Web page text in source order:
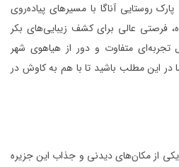
روستایی آناگا با مسیرهای پیاده‌روی
فرصتی عالی برای کشف زیبایی‌های بکر
تجربه‌ای متفاوت و دور از هیاهوی شهر
در این مطلب باشید تا با هم به کاوش در
یکی از مکان‌های دیدنی و جذاب این جزیره